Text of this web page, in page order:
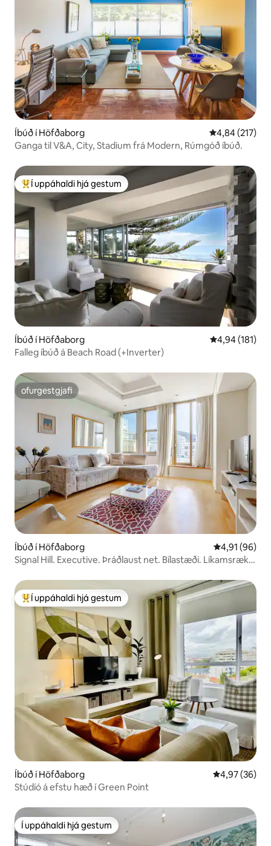
Íbúð í Höfðaborg 4,84 af 5 í
4,84 (217)
Ganga til V&A, City, Stadium frá Modern, Rúmgóð íbúð.
Í mestu uppáhaldi hjá gestum
Í uppáhaldi hjá gestum
Íbúð í Höfðaborg 4,94 af 5 í
4,94 (181)
Falleg íbúð á Beach Road (+Inverter)
ofurgestgjafi
ofurgestgjafi
Íbúð í Höfðaborg 4,91 af 5 í
4,91 (96)
Signal Hill. Executive. Þráðlaust net. Bílastæði. Líkamsrækt.
Í mestu uppáhaldi hjá gestum
Í uppáhaldi hjá gestum
Íbúð í Höfðaborg 4,97 af 5 í
4,97 (36)
Stúdíó á efstu hæð í Green Point
Í uppáhaldi hjá gestum
Í uppáhaldi hjá gestum